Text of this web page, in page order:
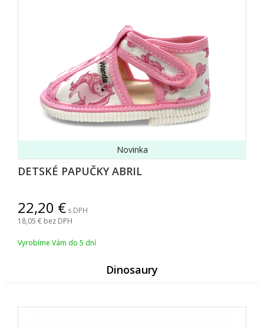
DETSKÉ PAPUČKY ABRIL
Novinka
22,20
s DPH
18,05 bez DPH
Vyrobíme Vám do 5 dní
Dinosaury